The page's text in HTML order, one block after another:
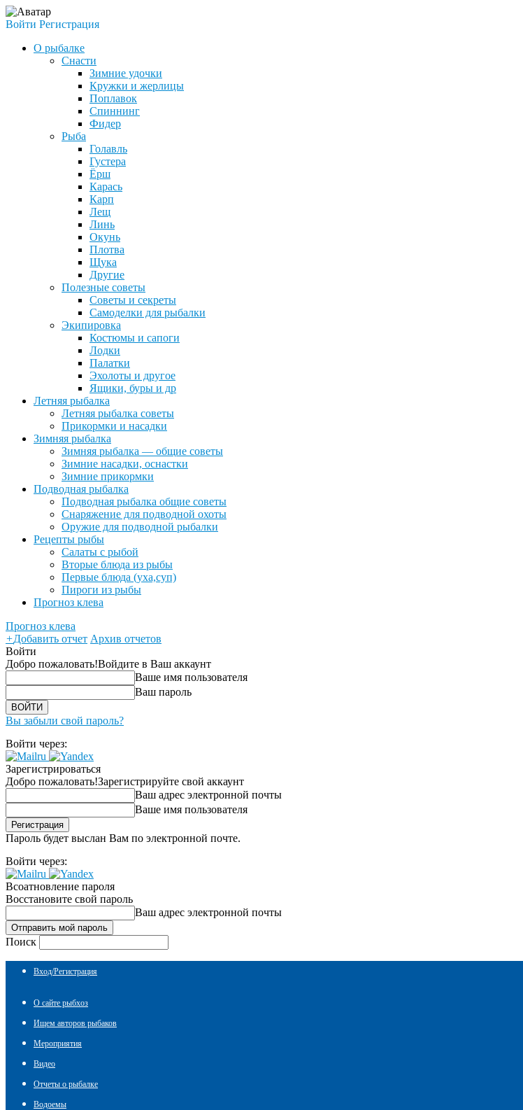
Войти Регистрация
О рыбалке
Снасти
Зимние удочки
Кружки и жерлицы
Поплавок
Спиннинг
Фидер
Рыба
Голавль
Густера
Ёрш
Карась
Карп
Лещ
Линь
Окунь
Плотва
Щука
Другие
Полезные советы
Советы и секреты
Самоделки для рыбалки
Экипировка
Костюмы и сапоги
Лодки
Палатки
Эхолоты и другое
Ящики, буры и др
Летняя рыбалка
Летняя рыбалка советы
Прикормки и насадки
Зимняя рыбалка
Зимняя рыбалка — общие советы
Зимние насадки, оснастки
Зимние прикормки
Подводная рыбалка
Подводная рыбалка общие советы
Снаряжение для подводной охоты
Оружие для подводной рыбалки
Рецепты рыбы
Салаты с рыбой
Вторые блюда из рыбы
Первые блюда (уха,суп)
Пироги из рыбы
Прогноз клева
Прогноз клева
+Добавить отчет Архив отчетов
Войти
Добро пожаловать!Войдите в Ваш аккаунт
Ваше имя пользователя
Ваш пароль
Вы забыли свой пароль?
Войти через:
Зарегистрироваться
Добро пожаловать!Зарегистрируйте свой аккаунт
Ваш адрес электронной почты
Ваше имя пользователя
Пароль будет выслан Вам по электронной почте.
Войти через:
Всоатновление пароля
Восстановите свой пароль
Ваш адрес электронной почты
Поиск
Вход/Регистрация
О сайте рыбхоз
Ищем авторов рыбаков
Мероприятия
Видео
Отчеты о рыбалке
Водоемы